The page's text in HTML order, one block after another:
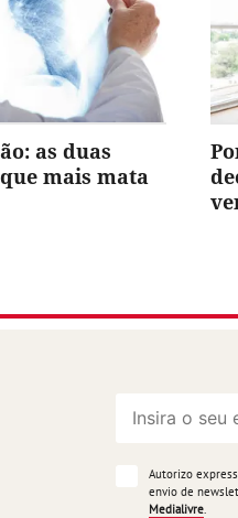
as duas
mais mata
Autorizo
envio de
Medialivre